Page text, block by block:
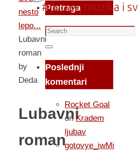
nesto
lepo...
Lubavni
roman
by
Deda
Lubavni
roman
Pretraga
Search
for:
Search
Poslednji
komentari
Rocket Goal
on Kradem
ljubav
gotovye_iwMi